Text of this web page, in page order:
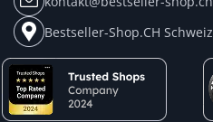
Bestseller-Shop.CH Schweiz